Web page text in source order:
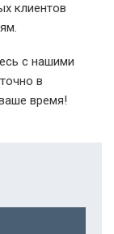
клиентов
с нашими
в
время!